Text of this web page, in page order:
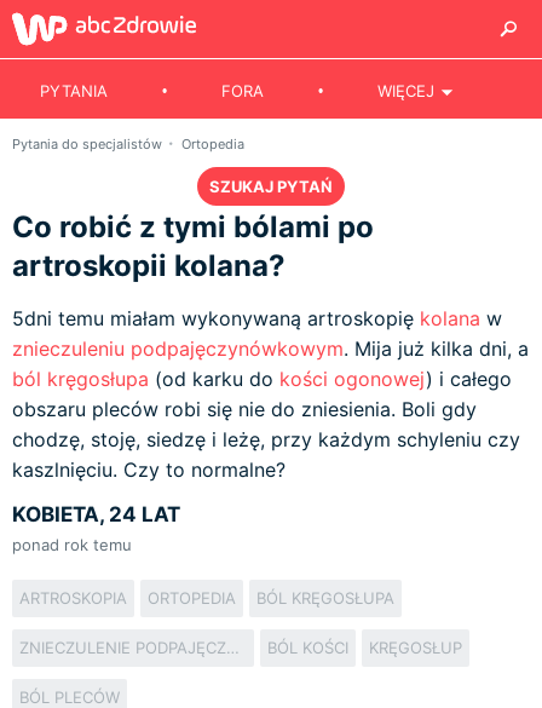
PYTANIA FORA WIĘCEJ
Pytania do specjalistów Ortopedia
SZUKAJ PYTAŃ
Co robić z tymi bólami po
artroskopii kolana?
5dni temu miałam wykonywaną artroskopię kolana w
znieczuleniu podpajęczynówkowym. Mija już kilka dni, a
ból kręgosłupa (od karku do kości ogonowej) i całego
obszaru pleców robi się nie do zniesienia. Boli gdy
chodzę, stoję, siedzę i leżę, przy każdym schyleniu czy
kaszlnięciu. Czy to normalne?
KOBIETA, 24 LAT
ponad rok temu
ARTROSKOPIA ORTOPEDIA BÓL KRĘGOSŁUPA
ZNIECZULENIE PODPAJĘCZYNÓWKOWE BÓL KOŚCI KRĘGOSŁUP
BÓL PLECÓW